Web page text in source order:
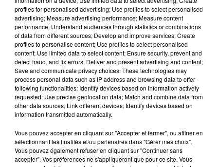
FIL D'ACTUS
15 juillet 2026
BÉTHUNE: ENQUÊTE POUR HOMICIDE
VOLONTAIRE EN COURS, APRÈS LA...
Selon les premiers éléments, le logement servait
à des prostituées
profiles for personalised advertising; Use profiles to select personalised
advertising; Measure advertising performance; Measure content
performance; Understand audiences through statistics or combinations
of data from different sources; Develop and improve services; Create
profiles to personalise content; Use profiles to select personalised
content; Use limited data to select content; Ensure security, prevent and
detect fraud, and fix errors; Deliver and present advertising and content;
Save and communicate privacy choices. These technologies may
process personal data such as IP address and browsing data to offer
following functionalities: Identify devices based on information actively
requested; Use precise geolocation data; Match and combine data from
other data sources; Link different devices; Identify devices based on
information transmitted automatically.
Vous pouvez accepter en cliquant sur "Accepter et fermer", ou affiner en
sélectionnant les finalités et/ou partenaires dans "Gérer mes choix".
Vous pouvez également refuser en cliquant sur "Continuer sans
accepter". Vos préférences ne s'appliqueront que pour ce site. Vous